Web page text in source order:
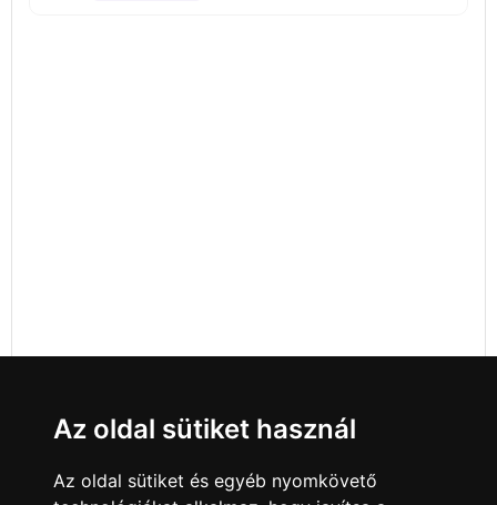
Az oldal sütiket használ
Az oldal sütiket és egyéb nyomkövető